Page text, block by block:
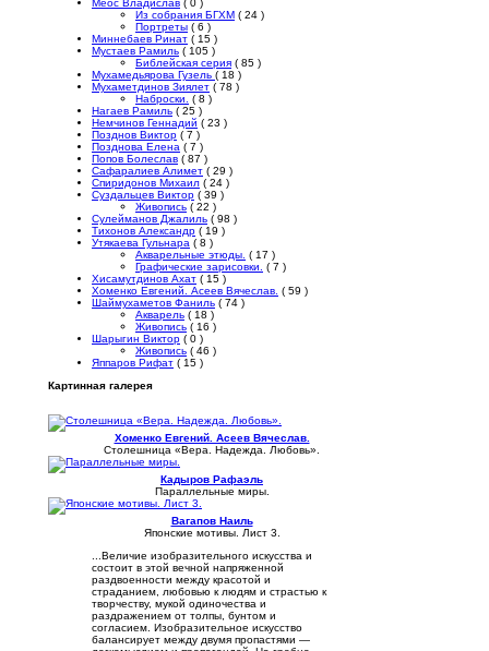
Меос Владислав ( 0 )
Из собрания БГХМ ( 24 )
Портреты ( 6 )
Миннебаев Ринат ( 15 )
Мустаев Рамиль ( 105 )
Библейская серия ( 85 )
Мухамедьярова Гузель ( 18 )
Мухаметдинов Зиялет ( 78 )
Наброски. ( 8 )
Нагаев Рамиль ( 25 )
Немчинов Геннадий ( 23 )
Позднов Виктор ( 7 )
Позднова Елена ( 7 )
Попов Болеслав ( 87 )
Сафаралиев Алимет ( 29 )
Спиридонов Михаил ( 24 )
Суздальцев Виктор ( 39 )
Живопись ( 22 )
Сулейманов Джалиль ( 98 )
Тихонов Александр ( 19 )
Утякаева Гульнара ( 8 )
Акварельные этюды. ( 17 )
Графические зарисовки. ( 7 )
Хисамутдинов Ахат ( 15 )
Хоменко Евгений. Асеев Вячеслав. ( 59 )
Шаймухаметов Фаниль ( 74 )
Акварель ( 18 )
Живопись ( 16 )
Шарыгин Виктор ( 0 )
Живопись ( 46 )
Яппаров Рифат ( 15 )
Картинная галерея
Хоменко Евгений. Асеев Вячеслав.
Столешница «Вера. Надежда. Любовь».
Кадыров Рафаэль
Параллельные миры.
Вагапов Наиль
Японские мотивы. Лист 3.
...Величие изобразительного искусства и
состоит в этой вечной напряженной
раздвоенности между красотой и
страданием, любовью к людям и страстью к
творчеству, мукой одиночества и
раздражением от толпы, бунтом и
согласием. Изобразительное искусство
балансирует между двумя пропастями —